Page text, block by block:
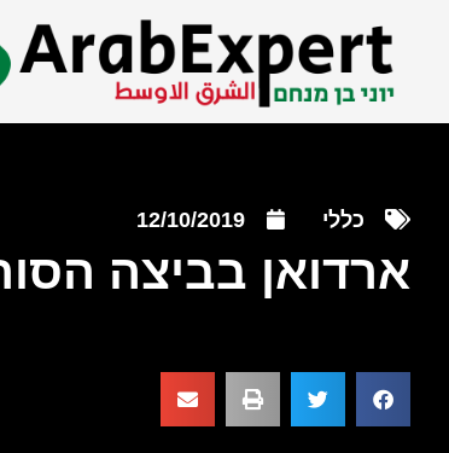
כללי 12/10/2019
ארדואן בביצה